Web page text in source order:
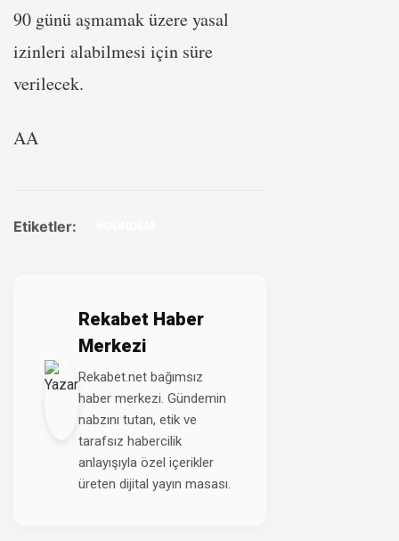
90 günü aşmamak üzere yasal
izinleri alabilmesi için süre
verilecek.
AA
Etiketler:
Rekabet Haber
Merkezi
Rekabet.net bağımsız
haber merkezi. Gündemin
nabzını tutan, etik ve
tarafsız habercilik
anlayışıyla özel içerikler
üreten dijital yayın masası.